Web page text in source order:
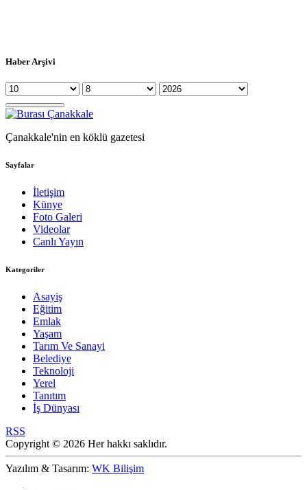
Haber Arşivi
Çanakkale'nin en köklü gazetesi
Sayfalar
İletişim
Künye
Foto Galeri
Videolar
Canlı Yayın
Kategoriler
Asayiş
Eğitim
Emlak
Yaşam
Tarım Ve Sanayi
Belediye
Teknoloji
Yerel
Tanıtım
İş Dünyası
RSS
Copyright © 2026 Her hakkı saklıdır.
Yazılım & Tasarım: WK Bilişim